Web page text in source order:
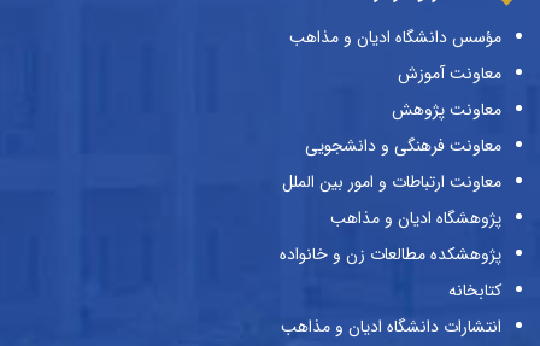
مؤسس دانشگاه ادیان و مذاهب
معاونت آموزش
معاونت پژوهش
معاونت فرهنگی و دانشجویی
معاونت ارتباطات و امور بین الملل
پژوهشگاه ادیان و مذاهب
پژوهشکده مطالعات زن و خانواده
کتابخانه
انتشارات دانشگاه ادیان و مذاهب